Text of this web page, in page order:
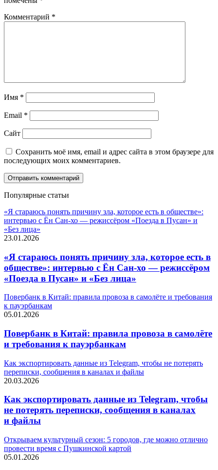
Комментарий *
Имя *
Email *
Сайт
Сохранить моё имя, email и адрес сайта в этом браузере для
последующих моих комментариев.
Популярные статьи
«Я стараюсь понять причину зла, которое есть в обществе»:
интервью с Ён Сан-хо — режиссёром «Поезда в Пусан» и
«Без лица»
23.01.2026
«Я стараюсь понять причину зла, которое есть в
обществе»: интервью с Ён Сан-хо — режиссёром
«Поезда в Пусан» и «Без лица»
Повербанк в Китай: правила провоза в самолёте и требования
к пауэрбанкам
05.01.2026
Повербанк в Китай: правила провоза в самолёте
и требования к пауэрбанкам
Как экспортировать данные из Telegram, чтобы не потерять
переписки, сообщения в каналах и файлы
20.03.2026
Как экспортировать данные из Telegram, чтобы
не потерять переписки, сообщения в каналах
и файлы
Открываем культурный сезон: 5 городов, где можно отлично
провести время с Пушкинской картой
05.01.2026